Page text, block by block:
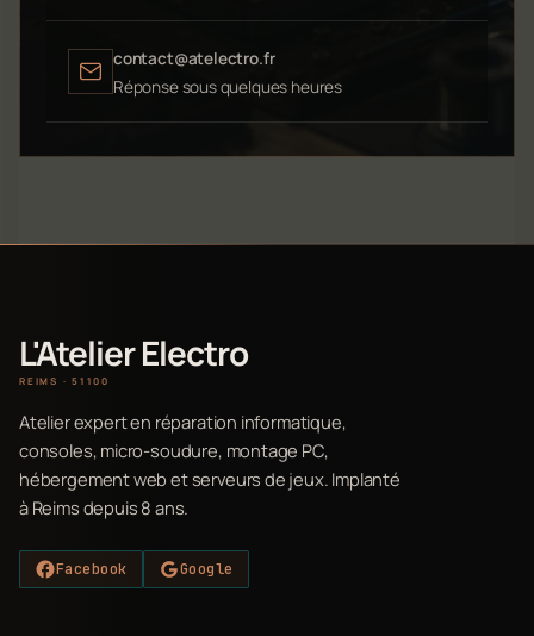
contact@atelectro.fr
Réponse sous quelques heures
L'Atelier Electro
REIMS · 51100
Atelier expert en réparation informatique,
consoles, micro-soudure, montage PC,
hébergement web et serveurs de jeux. Implanté
à Reims depuis 8 ans.
Facebook Google